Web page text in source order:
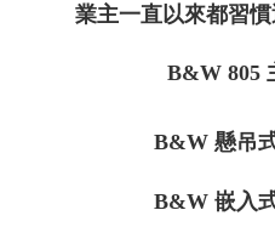
業主一直以來都習
B&W 805
B&W 懸吊
B&W 嵌入